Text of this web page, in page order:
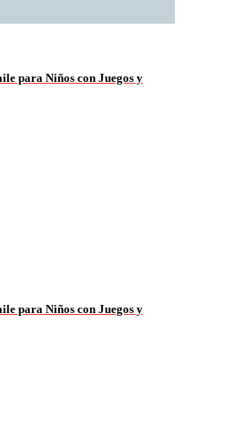
para Niños con Juegos y
para Niños con Juegos y